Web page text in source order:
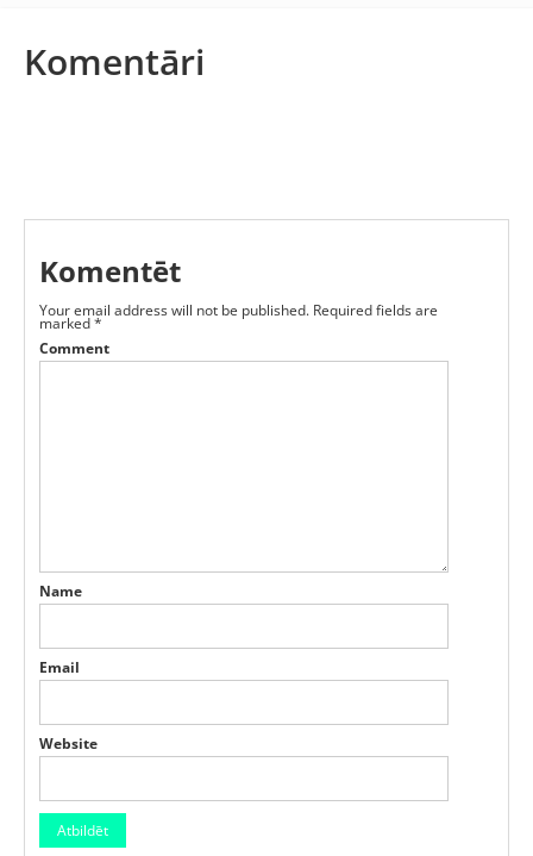
Komentāri
Komentēt
Your email address will not be published. Required fields are
marked*
Comment
Name
Email
Website